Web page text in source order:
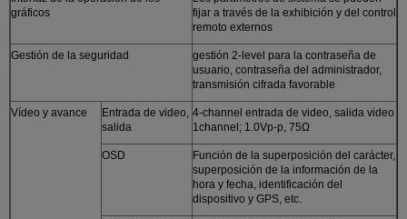
gráficos
fijar a través de la exhibición y del control
remoto externos
Gestión de la seguridad
gestión 2-level para la contraseña de
usuario, contraseña del administrador,
transmisión cifrada favorable
Vídeo y avance
Entrada de video,
salida
4-channel entrada de video, salida video
1channel; 1.0Vp-p, 75Ω
OSD
Función de la superposición del carácter,
superposición de la información de la
hora y fecha, identificación del
dispositivo y GPS, etc.